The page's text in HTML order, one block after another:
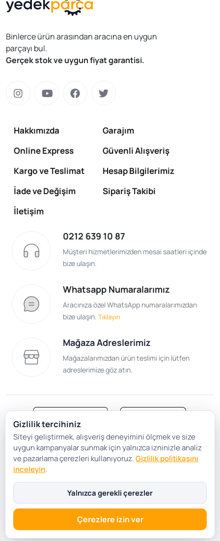
Binlerce ürün arasından aracına en uygun
parçayı bul.
Gerçek stok ve uygun fiyat garantisi.
Hakkımızda
Garajım
Online Express
Güvenli Alışveriş
Kargo ve Teslimat
Hesap Bilgilerimiz
İade ve Değişim
Sipariş Takibi
İletişim
0212 639 10 87
Müşteri hizmetlerimizden mesai saatleri içinde
bize ulaşın.
Whatsapp Numaralarımız
Aracınıza özel WhatsApp numaralarımızdan
bize ulaşın. Tıklayın
Mağaza Adreslerimiz
Mağazalarımızdan ürün teslimi için lütfen
adreslerimize göz atın.
Satış Sözleşmesi
Gizlilik ve Güvenlik
Gizlilik Politikası
Çerez Tercihleri
Gizlilik tercihiniz
Siteyi geliştirmek, alışveriş deneyimini ölçmek ve size
uygun kampanyalar sunmak için yalnızca izninizle analiz
ve pazarlama çerezleri kullanıyoruz.Gizlilik politikasını
inceleyin.
Yalnızca gerekli çerezler
Çerezlere izin ver